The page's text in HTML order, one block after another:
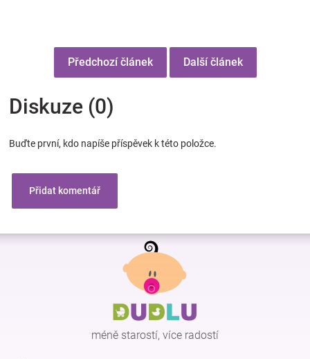
Předchozí článek Další článek
Diskuze (0)
Buďte první, kdo napíše příspěvek k této položce.
Přidat komentář
Z
méně starostí, více radostí